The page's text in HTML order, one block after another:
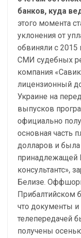
банков, куда
этого момента
уклонения от
обвиняли с 2015
СМИ судебных
компания
лицензионный
Украине на
выпусков
официально
основная часть
долларов и была
принадлежащей
консультантс»,
Белизе.
Прибалтийском
что документы и
телепередачей
получены